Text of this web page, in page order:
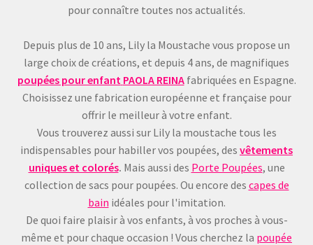
pour connaître toutes nos actualités.
Depuis plus de 10 ans, Lily la Moustache vous propose un
large choix de créations, et depuis 4 ans, de magnifiques
poupées pour enfant PAOLA REINAfabriquées en Espagne.
Choisissez une fabrication européenne et française pour
offrir le meilleur à votre enfant.
Vous trouverez aussi sur Lily la moustache tous les
indispensables pour habiller vos poupées, des vêtements
uniques et colorés. Mais aussi des Porte Poupées, une
collection de sacs pour poupées. Ou encore des capes de
bain idéales pour l'imitation.
De quoi faire plaisir à vos enfants, à vos proches à vous-
même et pour chaque occasion ! Vous cherchez la poupée